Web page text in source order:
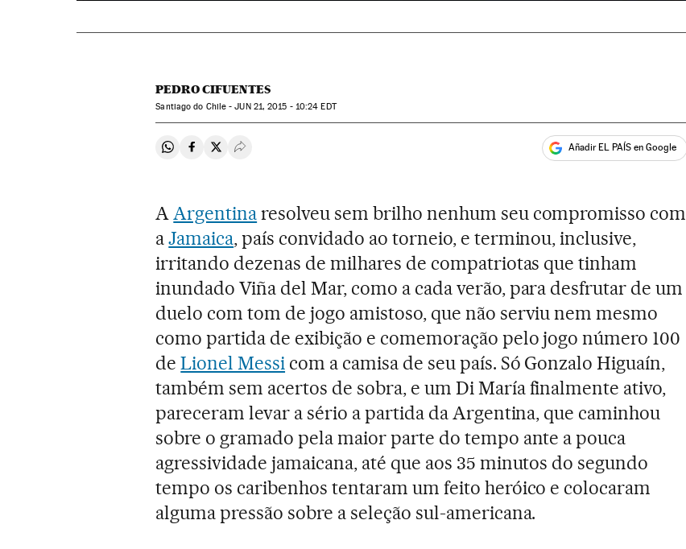
PEDRO CIFUENTES
Santiago do Chile -JUN21, 2015 - 10:24 EDT
Compartir en Whatsapp
Compartir en Facebook
Compartir en Twitter
Desplegar Redes Sociales Añadir EL PAÍS en Google
AArgentinaresolveu sem brilho nenhum seu compromisso com
aJamaica, país convidado ao torneio, e terminou, inclusive,
irritando dezenas de milhares de compatriotas que tinham
inundado Viña del Mar, como a cada verão, para desfrutar de um
duelo com tom de jogo amistoso, que não serviu nem mesmo
como partida de exibição e comemoração pelo jogo número 100
deLionel Messi com a camisa de seu país. Só Gonzalo Higuaín,
também sem acertos de sobra, e um Di María finalmente ativo,
pareceram levar a sério a partida da Argentina, que caminhou
sobre o gramado pela maior parte do tempo ante a pouca
agressividade jamaicana, até que aos 35 minutos do segundo
tempo os caribenhos tentaram um feito heróico e colocaram
alguma pressão sobre a seleção sul-americana.